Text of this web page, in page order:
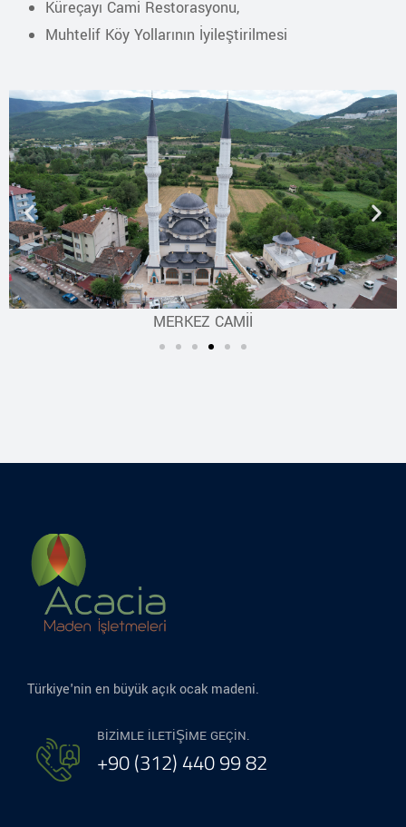
Küreçayı Cami Restorasyonu,
Muhtelif Köy Yollarının İyileştirilmesi
MERKEZ CAMİİ
Türkiye'nin en büyük açık ocak madeni.
BIZIMLE ILETIŞIME GEÇIN.
+90 (312) 440 99 82